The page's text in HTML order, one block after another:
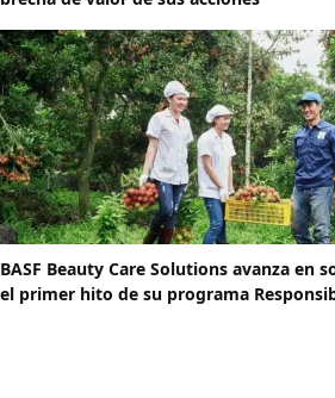
BASF Beauty Care Solutions avanza en
el primer hito de su programa